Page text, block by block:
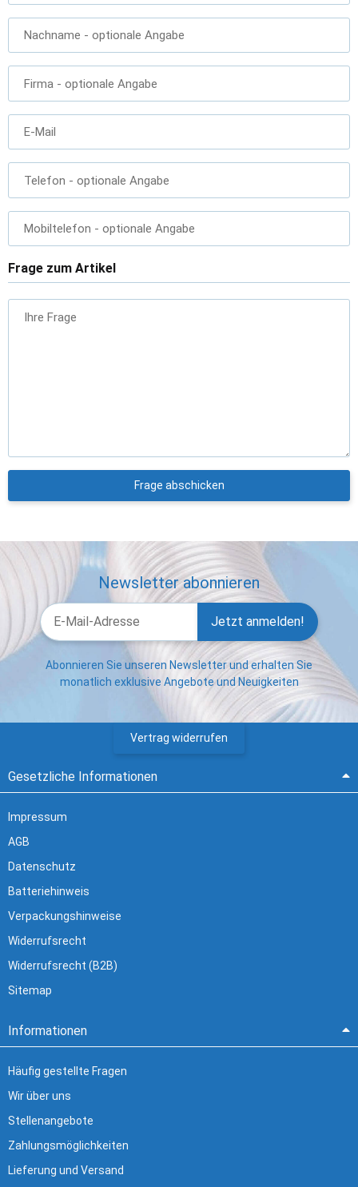
Nachname - optionale Angabe
Firma - optionale Angabe
E-Mail
Telefon - optionale Angabe
Mobiltelefon - optionale Angabe
Frage zum Artikel
Ihre Frage
Frage abschicken
Newsletter abonnieren
Jetzt anmelden!
Abonnieren Sie unseren Newsletter und erhalten Sie
monatlich exklusive Angebote und Neuigkeiten
Vertrag widerrufen
Gesetzliche Informationen
Impressum
AGB
Datenschutz
Batteriehinweis
Verpackungshinweise
Widerrufsrecht
Widerrufsrecht (B2B)
Sitemap
Informationen
Häufig gestellte Fragen
Wir über uns
Stellenangebote
Zahlungsmöglichkeiten
Lieferung und Versand